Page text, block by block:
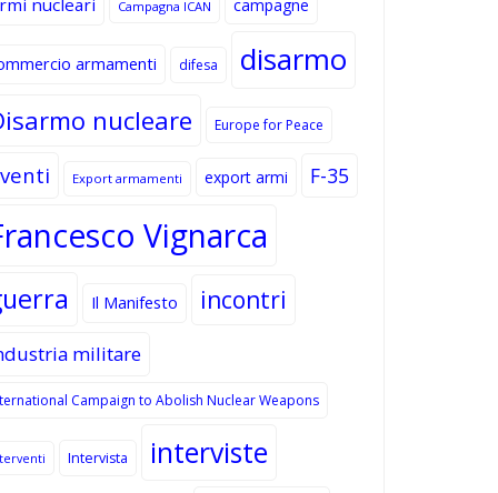
Campagna ICAN campagne
armamenti difesa disarmo
nucleare Europe for Peace
Export armamenti export armi F-35
Vignarca
Il Manifesto incontri
militare
Campaign to Abolish Nuclear Weapons
Intervista interviste